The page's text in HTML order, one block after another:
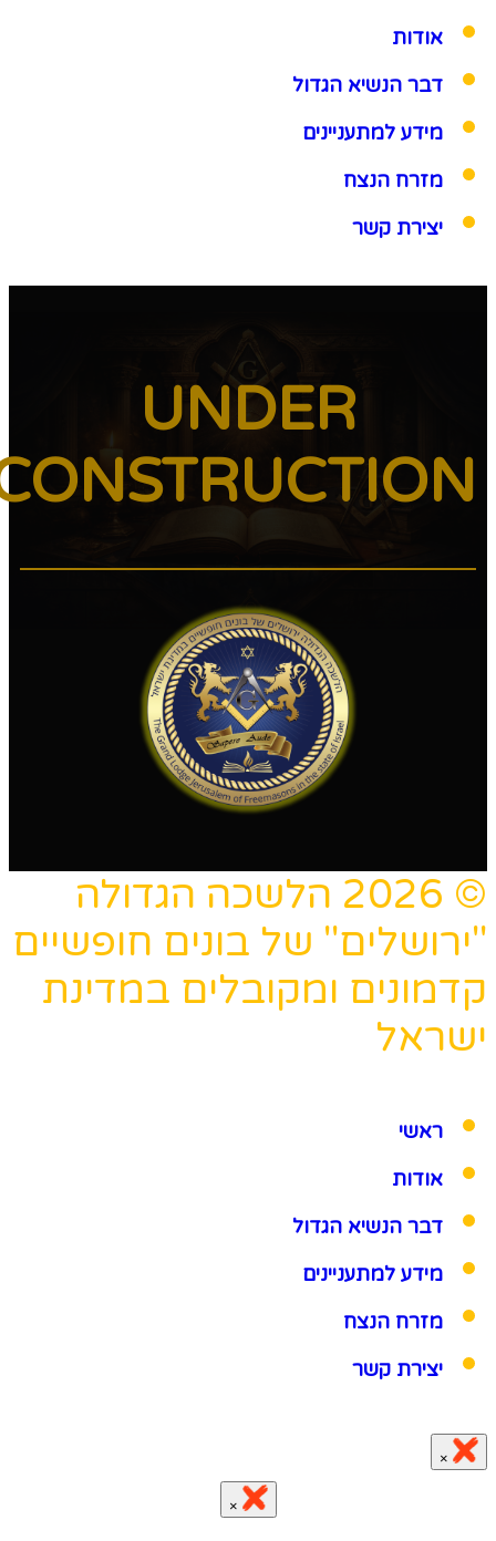
אודות
דבר הנשיא הגדול
מידע למתעניינים
מזרח הנצח
יצירת קשר
UNDER
© 2026 הלשכה הגדולה
"ירושלים" של בונים חופשיים
קדמונים ומקובלים במדינת
ישראל
ראשי
אודות
דבר הנשיא הגדול
מידע למתעניינים
מזרח הנצח
יצירת קשר
×
×